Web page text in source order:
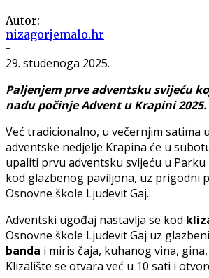
Autor:
nizagorjemalo.hr
-
29. studenoga 2025.
Paljenjem prve adventsku svijeću
nadu počinje Advent u Krapini 2025.
Već tradicionalno, u večernjim satima
adventske nedjelje Krapina će u
upaliti prvu adventsku svijeću u
kod glazbenog paviljona, uz prigodni
Osnovne škole Ljudevit Gaj.
Adventski ugođaj nastavlja se kod
Osnovne škole Ljudevit Gaj uz
banda i miris čaja, kuhanog vina,
Klizalište se otvara već u 10 sati i